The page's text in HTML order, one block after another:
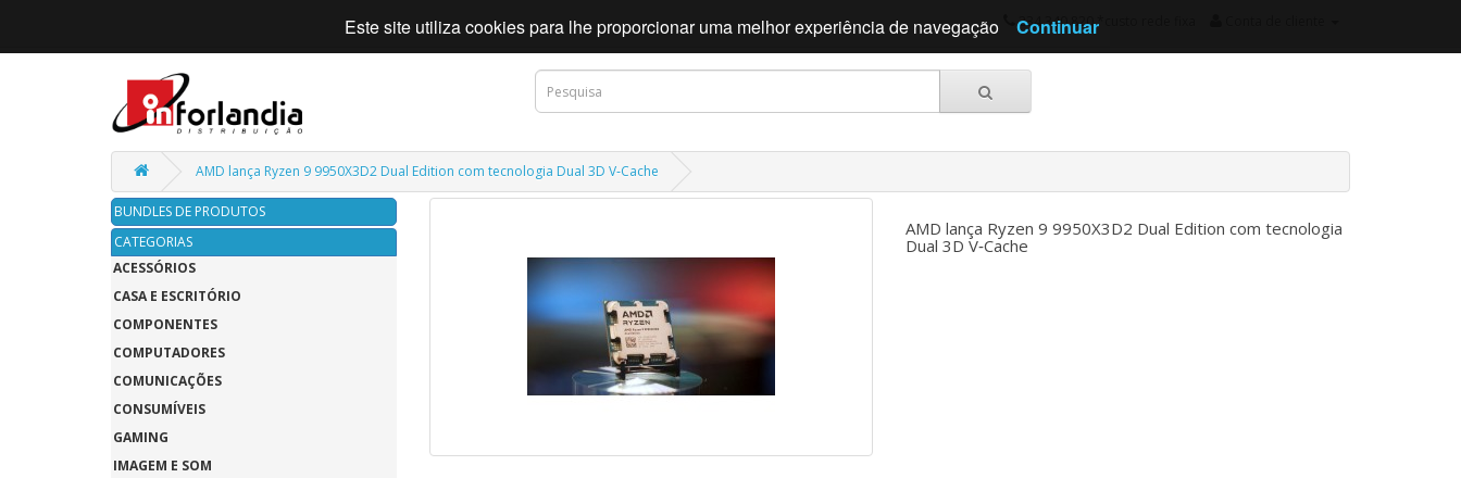
234 340 820 *custo rede fixa
AMD lança Ryzen 9 9950X3D2 Dual Edition com tecnologia Dual 3D V‑Cache
BUNDLES DE PRODUTOS
CATEGORIAS
ACESSÓRIOS
CASA E ESCRITÓRIO
COMPONENTES
COMPUTADORES
COMUNICAÇÕES
CONSUMÍVEIS
GAMING
IMAGEM E SOM
AMD lança Ryzen 9 9950X3D2 Dual Edition com tecnologia
Dual 3D V‑Cache
Este site utiliza cookies para lhe proporcionar uma melhor experiência de navegação Continuar